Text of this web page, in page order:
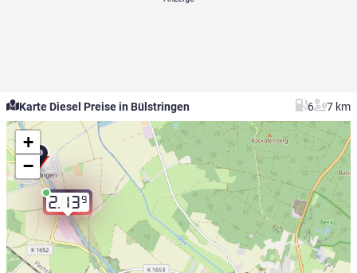
Karte Diesel Preise in Bülstringen 6 7 km
2.139
+
−